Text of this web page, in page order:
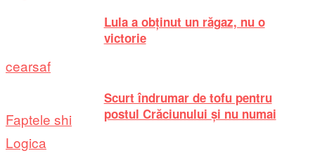
cearsaf
Lula a obținut un răgaz, nu o
victorie
Faptele shi
Logica
Scurt îndrumar de tofu pentru
postul Crăciunului și nu numai